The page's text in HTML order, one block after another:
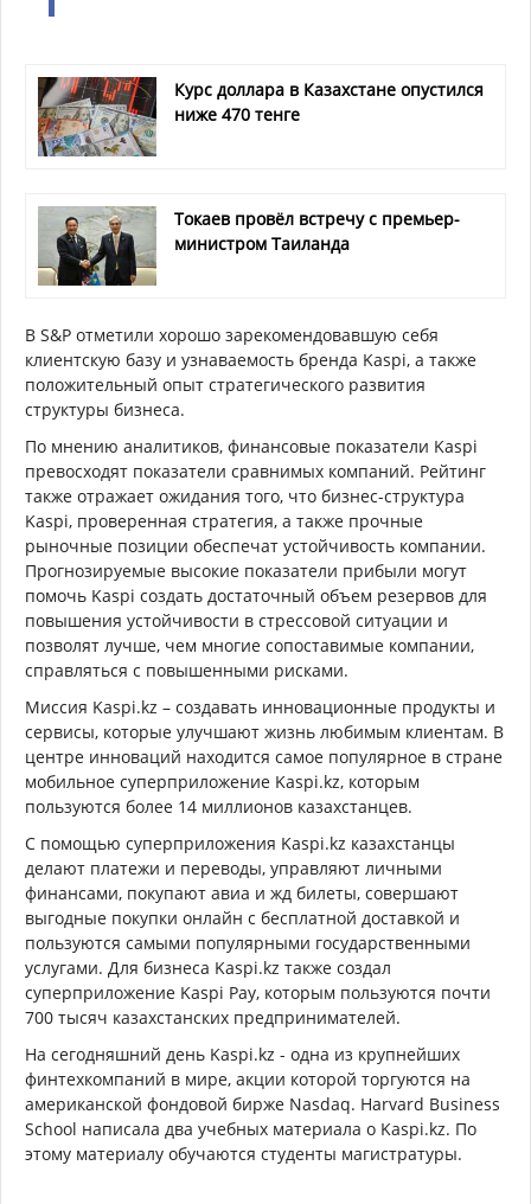
Курс доллара в Казахстане опустился
ниже 470 тенге
Токаев провёл встречу с премьер-
министром Таиланда
В S&P отметили хорошо зарекомендовавшую себя
клиентскую базу и узнаваемость бренда Kaspi, а также
положительный опыт стратегического развития
структуры бизнеса.
По мнению аналитиков, финансовые показатели Kaspi
превосходят показатели сравнимых компаний. Рейтинг
также отражает ожидания того, что бизнес-структура
Kaspi, проверенная стратегия, а также прочные
рыночные позиции обеспечат устойчивость компании.
Прогнозируемые высокие показатели прибыли могут
помочь Kaspi создать достаточный объем резервов для
повышения устойчивости в стрессовой ситуации и
позволят лучше, чем многие сопоставимые компании,
справляться с повышенными рисками.
Миссия Kaspi.kz – создавать инновационные продукты и
сервисы, которые улучшают жизнь любимым клиентам. В
центре инноваций находится самое популярное в стране
мобильное суперприложение Kaspi.kz, которым
пользуются более 14 миллионов казахстанцев.
С помощью суперприложения Kaspi.kz казахстанцы
делают платежи и переводы, управляют личными
финансами, покупают авиа и жд билеты, совершают
выгодные покупки онлайн c бесплатной доставкой и
пользуются самыми популярными государственными
услугами. Для бизнеса Kaspi.kz также создал
суперприложение Kaspi Pay, которым пользуются почти
700 тысяч казахстанских предпринимателей.
На сегодняшний день Kaspi.kz - одна из крупнейших
финтехкомпаний в мире, акции которой торгуются на
американской фондовой бирже Nasdaq. Harvard Business
School написала два учебных материала о Kaspi.kz. По
этому материалу обучаются студенты магистратуры.